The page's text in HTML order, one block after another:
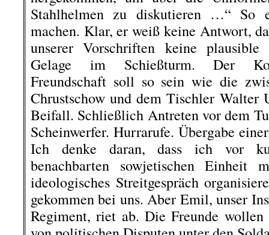
Stahlhelmen zu diskutieren …“ So
machen. Klar, er weiß keine Antwort,
unserer Vorschriften keine
Gelage im Schießturm. Der
Freundschaft soll so sein wie die
Chrustschow und dem Tischler Walter
Beifall. Schließlich Antreten vor dem
Scheinwerfer. Hurrarufe. Übergabe
Ich denke daran, dass ich vor
benachbarten sowjetischen Einheit
ideologisches Streitgespräch
gekommen bei uns. Aber Emil, unser
Regiment, riet ab. Die Freunde